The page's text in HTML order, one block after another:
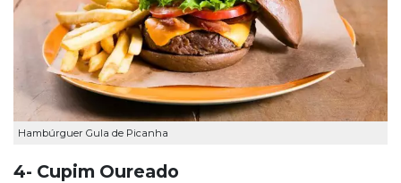
Hambúrguer Gula de Picanha
4- Cupim Oureado